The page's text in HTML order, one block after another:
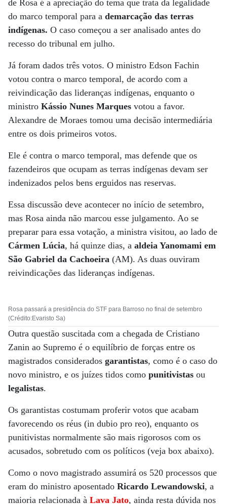
de Rosa é a apreciação do tema que trata da legalidade
do marco temporal para a demarcação das terras
indígenas. O caso começou a ser analisado antes do
recesso do tribunal em julho.
Já foram dados três votos. O ministro Edson Fachin
votou contra o marco temporal, de acordo com a
reivindicação das lideranças indígenas, enquanto o
ministro Kássio Nunes Marques votou a favor.
Alexandre de Moraes tomou uma decisão intermediária
entre os dois primeiros votos.
Ele é contra o marco temporal, mas defende que os
fazendeiros que ocupam as terras indígenas devam ser
indenizados pelos bens erguidos nas reservas.
Essa discussão deve acontecer no início de setembro,
mas Rosa ainda não marcou esse julgamento. Ao se
preparar para essa votação, a ministra visitou, ao lado de
Cármen Lúcia, há quinze dias, a aldeia Yanomami em
São Gabriel da Cachoeira (AM). As duas ouviram
reivindicações das lideranças indígenas.
Rosa passará a presidência do STF para Barroso no final de setembro
(Crédito:Evaristo Sa)
Outra questão suscitada com a chegada de Cristiano
Zanin ao Supremo é o equilíbrio de forças entre os
magistrados considerados garantistas, como é o caso do
novo ministro, e os juízes tidos como punitivistas ou
legalistas.
Os garantistas costumam proferir votos que acabam
favorecendo os réus (in dubio pro reo), enquanto os
punitivistas normalmente são mais rigorosos com os
acusados, sobretudo com os políticos (veja box abaixo).
Como o novo magistrado assumirá os 520 processos que
eram do ministro aposentado Ricardo Lewandowski, a
maioria relacionada à Lava Jato, ainda resta dúvida nos